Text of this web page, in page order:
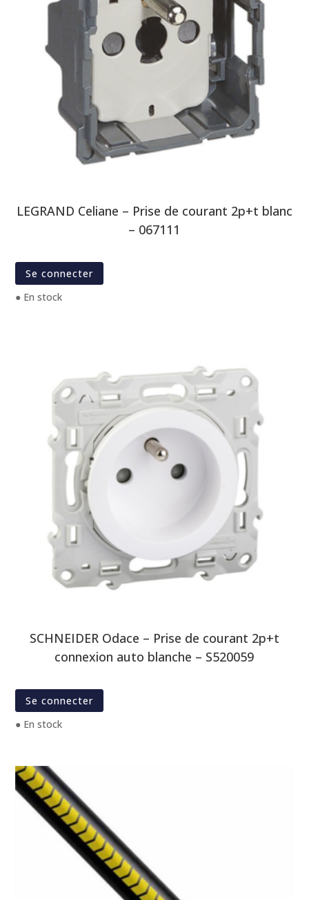
LEGRAND Celiane – Prise de courant 2p+t blanc
– 067111
Se connecter
● En stock
SCHNEIDER Odace – Prise de courant 2p+t
connexion auto blanche – S520059
Se connecter
● En stock